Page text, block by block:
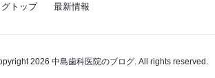
グトップ 最新情報
2026 中島歯科医院のブログ. All rights reserved.